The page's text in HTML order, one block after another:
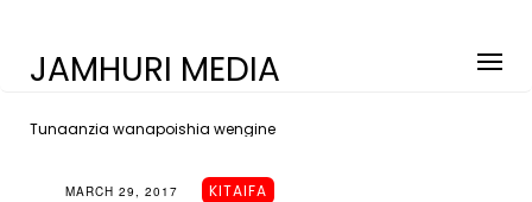
JAMHURI MEDIA
Tunaanzia wanapoishia wengine
MARCH 29, 2017 KITAIFA